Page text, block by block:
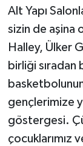
Alt Yapı
sizin de aşina
Halley, Ülker
birliği sıradan
gençlerimize
göstergesi.
çocuklarımız